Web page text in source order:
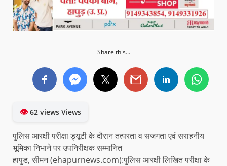
Share this...
👁62 views Views
पुलिस आरक्षी परीक्षा ड्यूटी के दौरान तत्परता व सजगता एवं सराहनीय
भूमिका निभाने पर उपनिरीक्षक सम्मानित
हापुड, सीमन (ehapurnews.com):पुलिस आरक्षी लिखित परीक्षा के